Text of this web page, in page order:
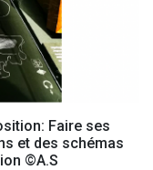
Faire ses
et des schémas
©A.S